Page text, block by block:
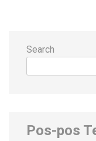
Search
Pos-pos